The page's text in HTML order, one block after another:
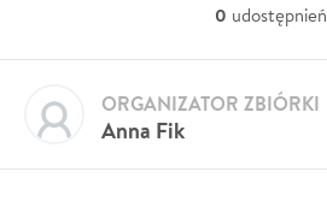
0 udostępnień
Anna Fik
ORGANIZATOR ZBIÓRKI